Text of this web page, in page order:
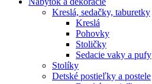
Kreslá, sedačky, taburetky
Kreslá
Pohovky
Stoličky
Sedacie vaky a pufy
Stolíky
Detské postieľky a postele